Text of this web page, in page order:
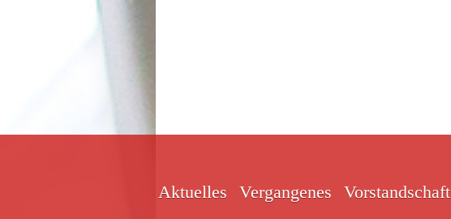
Aktuelles Vergangenes Vorstandschaft